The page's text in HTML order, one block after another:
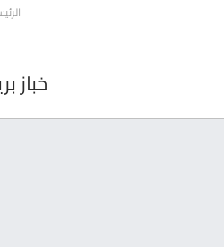
خباز